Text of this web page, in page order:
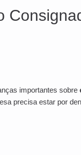
importantes sobre
precisa estar por